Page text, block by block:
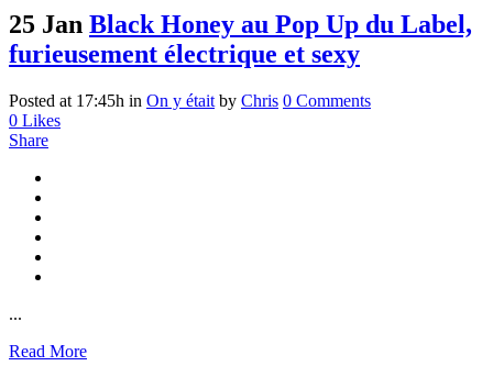
25 Jan Black Honey au Pop Up du Label,
furieusement électrique et sexy
Posted at 17:45h in On y était by Chris 0 Comments
0 Likes
Share
...
Read More